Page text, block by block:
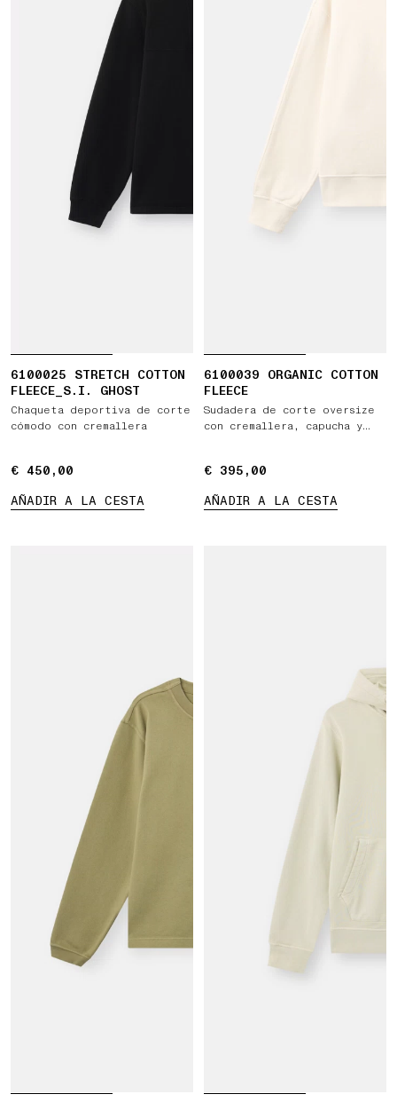
6100025 STRETCH COTTON
FLEECE_S.I. GHOST
Chaqueta deportiva de corte
cómodo con cremallera
€ 450,00
€ 450,00
AÑADIR A LA CESTA
6100039 ORGANIC COTTON
FLEECE
Sudadera de corte oversize
con cremallera, capucha y
€ 395,00
€ 395,00
AÑADIR A LA CESTA